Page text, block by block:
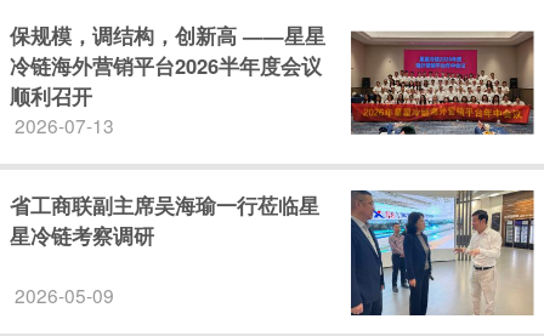
保规模，调结构，创新高 ——星星
冷链海外营销平台2026半年度会议
顺利召开
2026-07-13
省工商联副主席吴海瑜一行莅临星
星冷链考察调研
2026-05-09